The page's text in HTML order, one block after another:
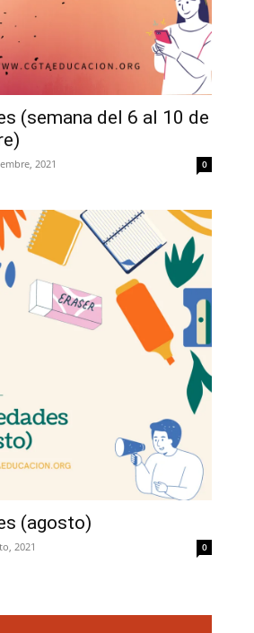
(semana del 6 al 10 de
2021 0
(agosto)
2021 0